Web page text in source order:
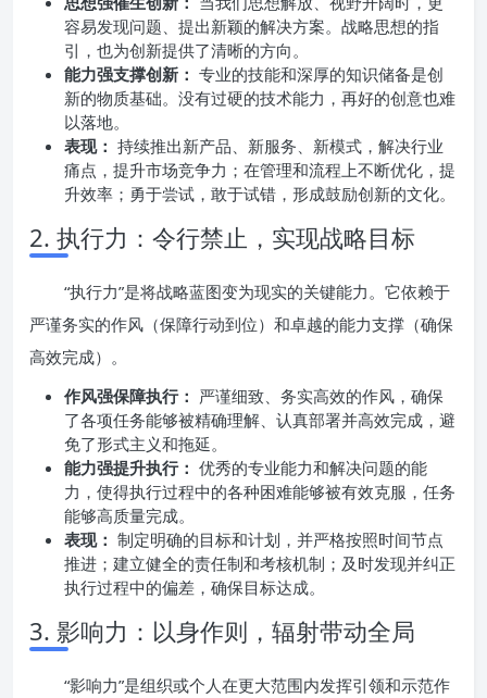
容易发现问题、提出新颖的解决方案。战略思想的指
引，也为创新提供了清晰的方向。
能力强支撑创新： 专业的技能和深厚的知识储备是创
新的物质基础。没有过硬的技术能力，再好的创意也难
以落地。
表现： 持续推出新产品、新服务、新模式，解决行业
痛点，提升市场竞争力；在管理和流程上不断优化，提
升效率；勇于尝试，敢于试错，形成鼓励创新的文化。
2. 执行力：令行禁止，实现战略目标
“执行力”是将战略蓝图变为现实的关键能力。它依赖于
严谨务实的作风（保障行动到位）和卓越的能力支撑（确保
高效完成）。
作风强保障执行： 严谨细致、务实高效的作风，确保
了各项任务能够被精确理解、认真部署并高效完成，避
免了形式主义和拖延。
能力强提升执行： 优秀的专业能力和解决问题的能
力，使得执行过程中的各种困难能够被有效克服，任务
能够高质量完成。
表现： 制定明确的目标和计划，并严格按照时间节点
推进；建立健全的责任制和考核机制；及时发现并纠正
执行过程中的偏差，确保目标达成。
3. 影响力：以身作则，辐射带动全局
“影响力”是组织或个人在更大范围内发挥引领和示范作